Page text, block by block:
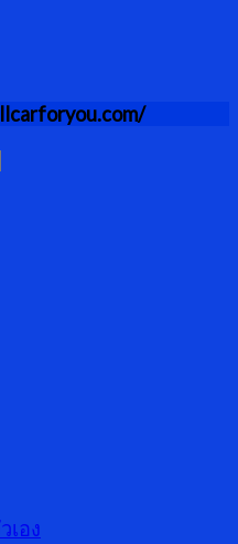
เอง